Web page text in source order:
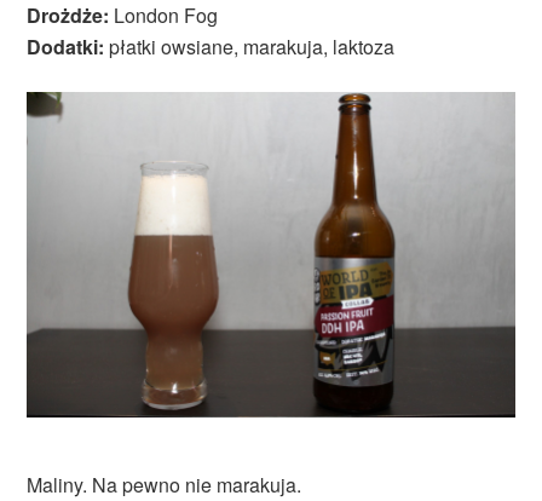
Drożdże: London Fog
Dodatki: płatki owsiane, marakuja, laktoza
Maliny. Na pewno nie marakuja.